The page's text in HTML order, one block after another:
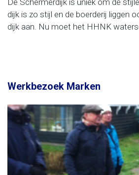
De Schermerdijk is uniek om de
dijk is zo stijl en de boerderij liggen
dijk aan. Nu moet het HHNK
Werkbezoek Marken